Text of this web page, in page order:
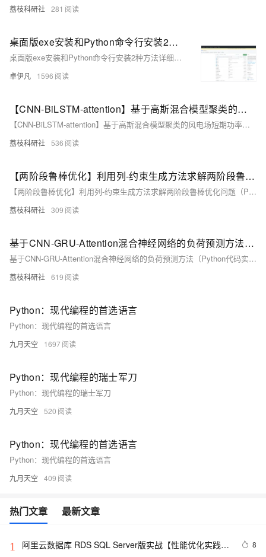
荔枝科研社 281
桌面版exe安装和Python命令行安装2种方法详细讲解图片去水印AI源码私有化部署Lama-Cleaner安装使用方法-优雅草卓伊凡
桌面版exe安装和Python命令行安装2种方法详细讲解图片去水印AI源码私有化部署Lama-Cleaner安装使用方法-优雅草卓伊凡
卓伊凡 1596
【CNN-BiLSTM-attention】基于高斯混合模型聚类的风电场短期功率预测方法（Python&matlab代码实现）
【CNN-BiLSTM-attention】基于高斯混合模型聚类的风电场短期功率预测方法（Python&matlab代码实现）
荔枝科研社 536
【两阶段鲁棒优化】利用列-约束生成方法求解两阶段鲁棒优化问题（Python代码实现）
【两阶段鲁棒优化】利用列-约束生成方法求解两阶段鲁棒优化问题（Python代码实现）
荔枝科研社 309
基于CNN-GRU-Attention混合神经网络的负荷预测方法（Python代码实现）
基于CNN-GRU-Attention混合神经网络的负荷预测方法（Python代码实现）
荔枝科研社 619
Python：现代编程的首选语言
Python：现代编程的首选语言
九月天空 1697
Python：现代编程的瑞士军刀
Python：现代编程的瑞士军刀
九月天空 520
Python：现代编程的首选语言
Python：现代编程的首选语言
九月天空 409
热门文章 最新文章
1
阿里云数据库 RDS SQL Server版实战【性能优化实践、
8